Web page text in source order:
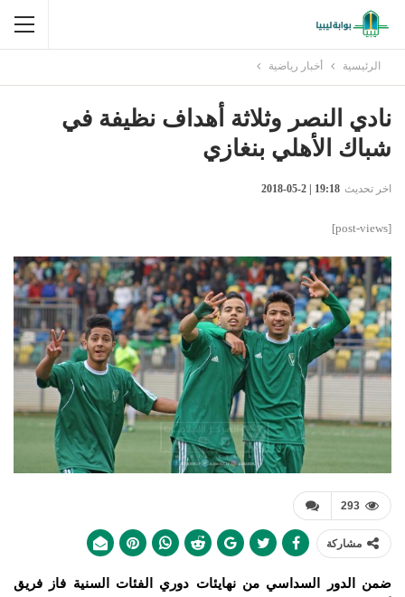
الرئيسية أخبار رياضية
نادي النصر وثلاثة أهداف نظيفة في
شباك الأهلي بنغازي
اخر تحديث 19:18 | 2-05-2018
[post-views]
293
مشاركة
ضمن الدور السداسي من نهايئات دوري الفئات السنية فاز فريق